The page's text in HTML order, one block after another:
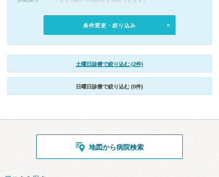
条件変更・絞り込み
土曜日診療で絞り込む (2件)
日曜日診療で絞り込む (0件)
地図から病院検索